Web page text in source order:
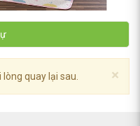
×
quay lại sau.